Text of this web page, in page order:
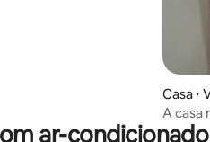
Casa ⋅
A casa
ar-condicionado